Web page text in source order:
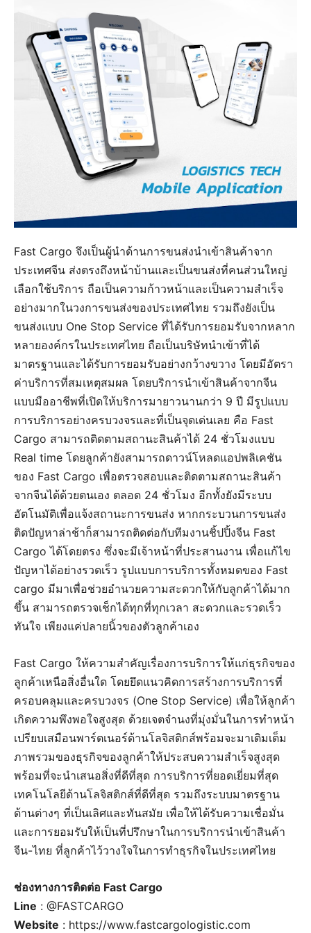
Fast Cargo จึงเป็นผู้นำด้านการขนส่งนำเข้าสินค้าจาก
ประเทศจีน ส่งตรงถึงหน้าบ้านและเป็นขนส่งที่คนส่วนใหญ่
เลือกใช้บริการ ถือเป็นความก้าวหน้าและเป็นความสำเร็จ
อย่างมากในวงการขนส่งของประเทศไทย รวมถึงยังเป็น
ขนส่งแบบ One Stop Service ที่ได้รับการยอมรับจากหลาก
หลายองค์กรในประเทศไทย ถือเป็นบริษัทนำเข้าที่ได้
มาตรฐานและได้รับการยอมรับอย่างกว้างขวาง โดยมีอัตรา
ค่าบริการที่สมเหตุสมผล โดยบริการนำเข้าสินค้าจากจีน
แบบมืออาชีพที่เปิดให้บริการมายาวนานกว่า 9 ปี มีรูปแบบ
การบริการอย่างครบวงจรและที่เป็นจุดเด่นเลย คือ Fast
Cargo สามารถติดตามสถานะสินค้าได้ 24 ชั่วโมงแบบ
Real time โดยลูกค้ายังสามารถดาวน์โหลดแอปพลิเคชัน
ของ Fast Cargo เพื่อตรวจสอบและติดตามสถานะสินค้า
จากจีนได้ด้วยตนเอง ตลอด 24 ชั่วโมง อีกทั้งยังมีระบบ
อัตโนมัติเพื่อแจ้งสถานะการขนส่ง หากกระบวนการขนส่ง
ติดปัญหาล่าช้าก็สามารถติดต่อกับทีมงานชิ้ปปิ้งจีน Fast
Cargo ได้โดยตรง ซึ่งจะมีเจ้าหน้าที่ประสานงาน เพื่อแก้ไข
ปัญหาได้อย่างรวดเร็ว รูปแบบการบริการทั้งหมดของ Fast
cargo มีมาเพื่อช่วยอำนวยความสะดวกให้กับลูกค้าได้มาก
ขึ้น สามารถตรวจเช็กได้ทุกที่ทุกเวลา สะดวกและรวดเร็ว
ทันใจ เพียงแค่ปลายนิ้วของตัวลูกค้าเอง
Fast Cargo ให้ความสำคัญเรื่องการบริการให้แก่ธุรกิจของ
ลูกค้าเหนือสิ่งอื่นใด โดยยึดแนวคิดการสร้างการบริการที่
ครอบคลุมและครบวงจร (One Stop Service) เพื่อให้ลูกค้า
เกิดความพึงพอใจสูงสุด ด้วยเจตจำนงที่มุ่งมั่นในการทำหน้า
เปรียบเสมือนพาร์ตเนอร์ด้านโลจิสติกส์พร้อมจะมาเติมเต็ม
ภาพรวมของธุรกิจของลูกค้าให้ประสบความสำเร็จสูงสุด
พร้อมที่จะนำเสนอสิ่งที่ดีที่สุด การบริการที่ยอดเยี่ยมที่สุด
เทคโนโลยีด้านโลจิสติกส์ที่ดีที่สุด รวมถึงระบบมาตรฐาน
ด้านต่างๆ ที่เป็นเลิศและทันสมัย เพื่อให้ได้รับความเชื่อมั่น
และการยอมรับให้เป็นที่ปรึกษาในการบริการนำเข้าสินค้า
จีน-ไทย ที่ลูกค้าไว้วางใจในการทำธุรกิจในประเทศไทย
ช่องทางการติดต่อ Fast Cargo
Line : @FASTCARGO
Website : https://www.fastcargologistic.com